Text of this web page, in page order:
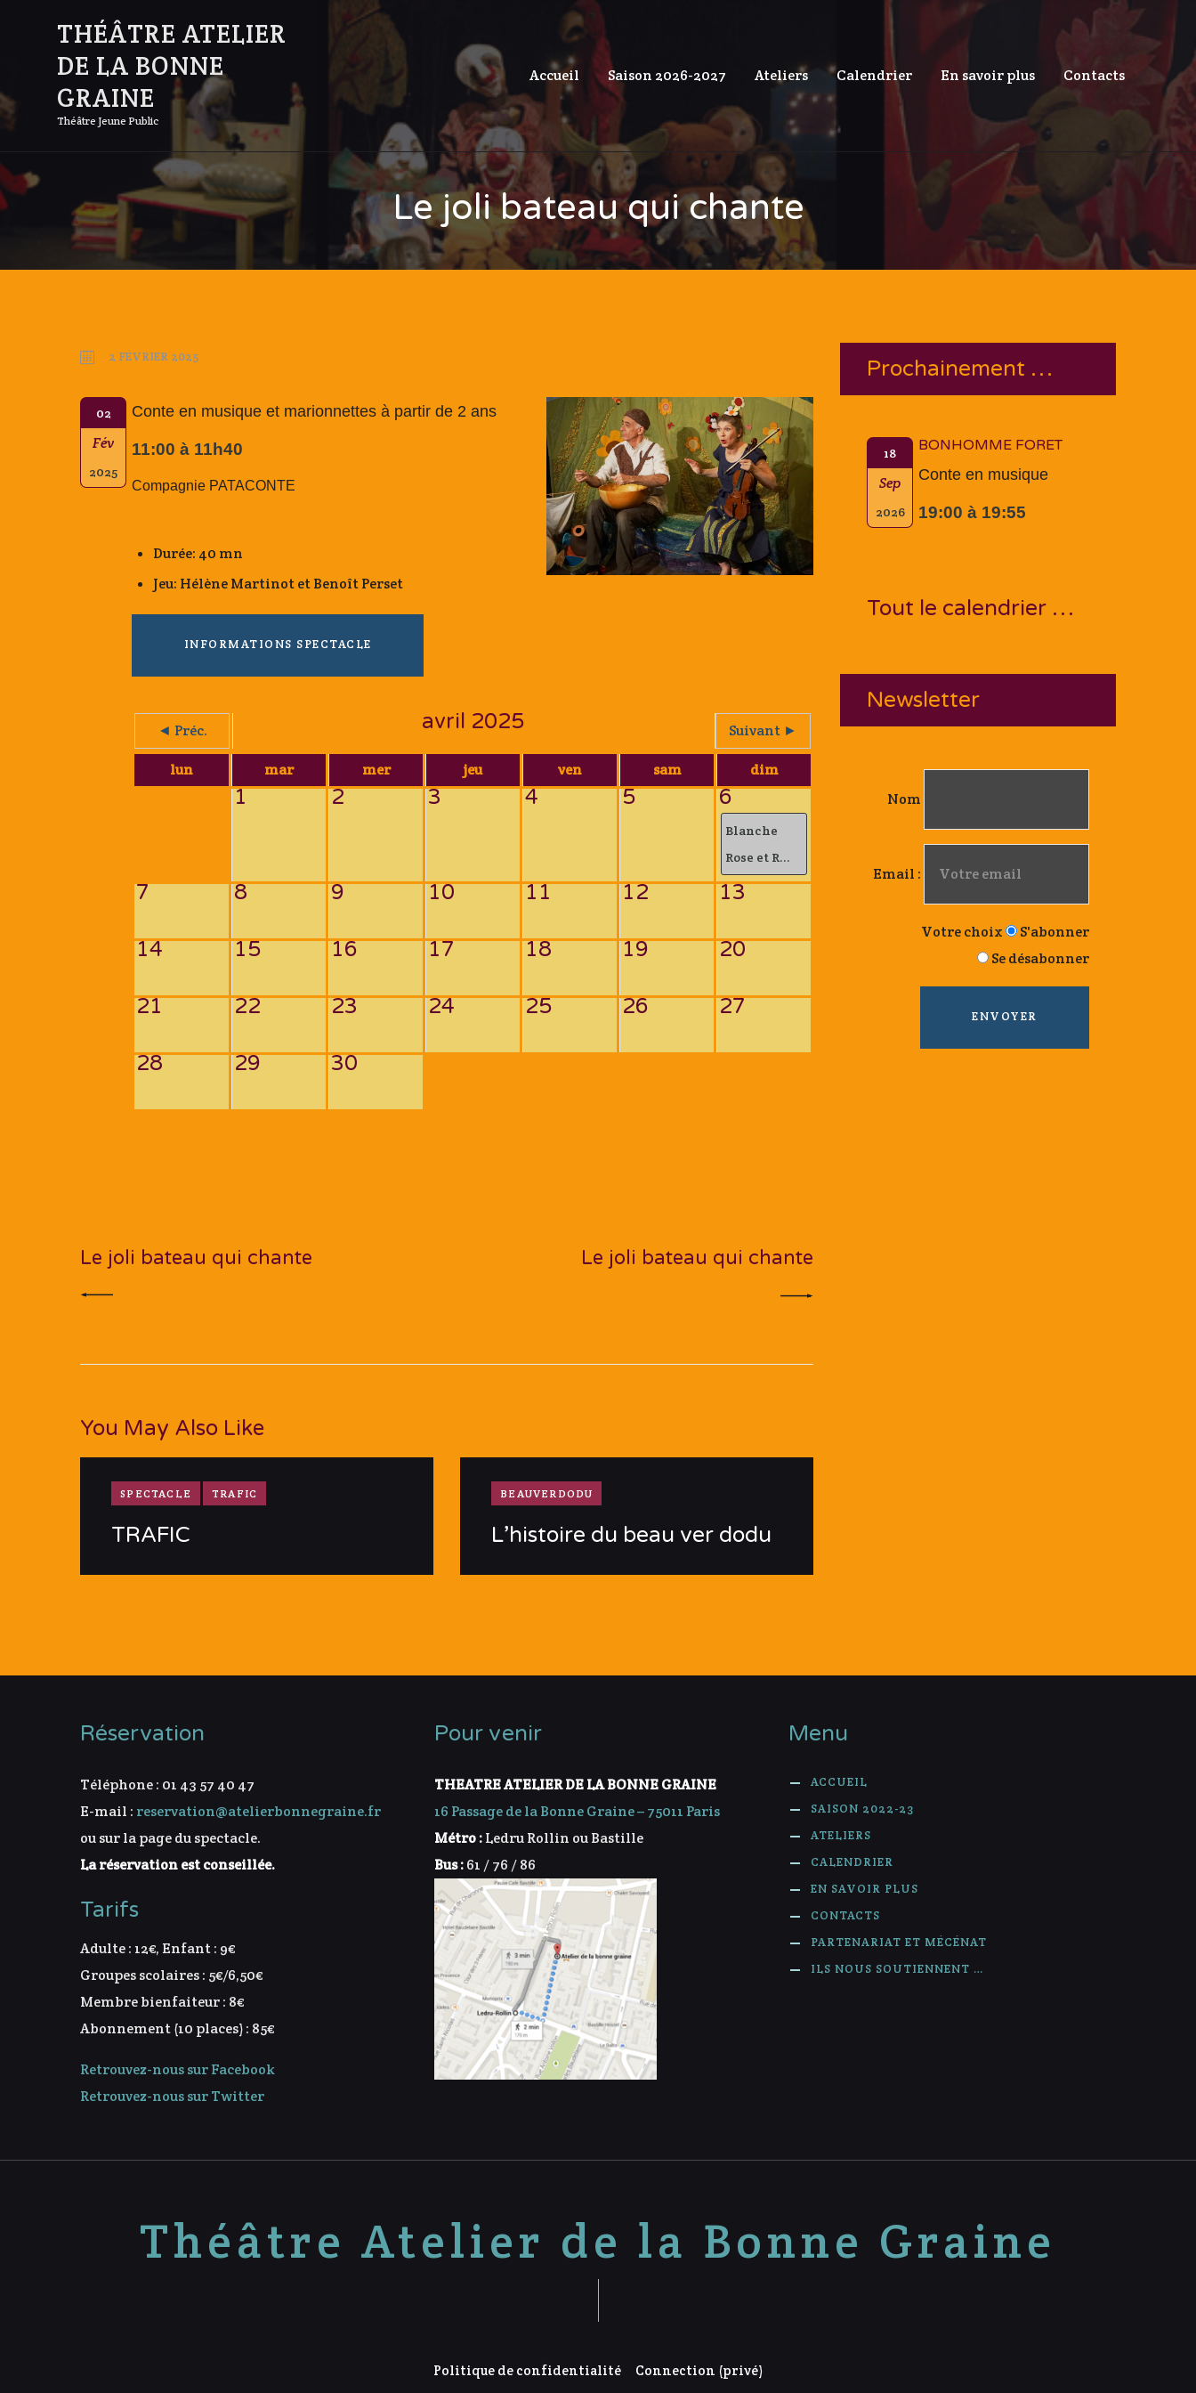
THÉÂTRE ATELIER
DE LA BONNE
GRAINE
Théâtre Jeune Public
Accueil Saison 2026-2027 Ateliers Calendrier En savoir plus Contacts
Le joli bateau qui chante
2 FÉVRIER 2025
02
Fév
2025
Conte en musique et marionnettes à partir de 2 ans
11:00 à 11h40
Compagnie PATACONTE
Durée: 40 mn
Jeu: Hélène Martinot et Benoît Perset
INFORMATIONS SPECTACLE
◄ Préc. avril 2025 Suivant ►
lun mar mer jeu ven sam dim
1 2 3 4 5 6
Blanche
Rose et R...
7 8 9 10 11 12 13
14 15 16 17 18 19 20
21 22 23 24 25 26 27
28 29 30
l’article
Le joli bateau qui chante Le joli bateau qui chante
You May Also Like
SPECTACLE TRAFIC
TRAFIC
BEAUVERDODU
L’histoire du beau ver dodu
Prochainement …
18
Sep
2026
BONHOMME FORET
Conte en musique
19:00 à 19:55
Tout le calendrier …
Newsletter
Nom
Email :
Votre choix
S'abonner
Se désabonner
Réservation
Téléphone : 01 43 57 40 47
E-mail : reservation@atelierbonnegraine.fr
ou sur la page du spectacle.
La réservation est conseillée.
Tarifs
Adulte : 12€, Enfant : 9€
Groupes scolaires : 5€/6,50€
Membre bienfaiteur : 8€
Abonnement (10 places) : 85€
Retrouvez-nous sur Facebook
Retrouvez-nous sur Twitter
Pour venir
THEATRE ATELIER DE LA BONNE GRAINE
16 Passage de la Bonne Graine – 75011 Paris
Métro :Ledru Rollin ou Bastille
Bus :61 / 76 / 86
Menu
ACCUEIL
SAISON 2022-23
ATELIERS
CALENDRIER
EN SAVOIR PLUS
CONTACTS
PARTENARIAT ET MÉCÉNAT
ILS NOUS SOUTIENNENT …
Théâtre Atelier de la Bonne Graine
Politique de confidentialité Connection (privé)